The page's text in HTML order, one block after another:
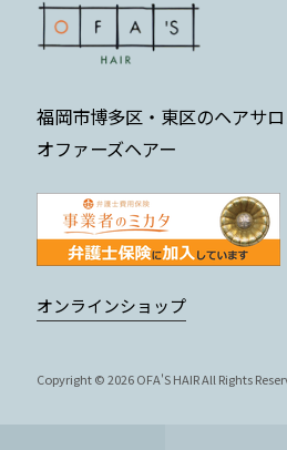
福岡市博多区・東区のヘアサ
オファーズヘアー
オンラインショップ
Copyright © 2026 OFA'S HAIR All Rights